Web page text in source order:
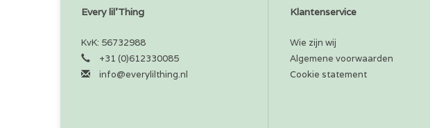
Every lil'Thing
KvK: 56732988
+31 (0)612330085
info@everylilthing.nl
Klantenservice
Wie zijn wij
Algemene voorwaarden
Cookie statement